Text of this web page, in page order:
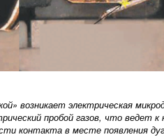
возникает электрическая
пробой газов, что ведет к
контакта в месте появления